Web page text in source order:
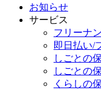
お知らせ
サービス
フリーナ
即日払い/
しごとの
しごとの
くらしの